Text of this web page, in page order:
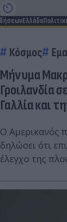
Ελλάδα
Κόσμος
Μήνυμα
Γροιλανδία
Γαλλία και
Ο Αμερικανός
δηλώσει ότι
έλεγχο της